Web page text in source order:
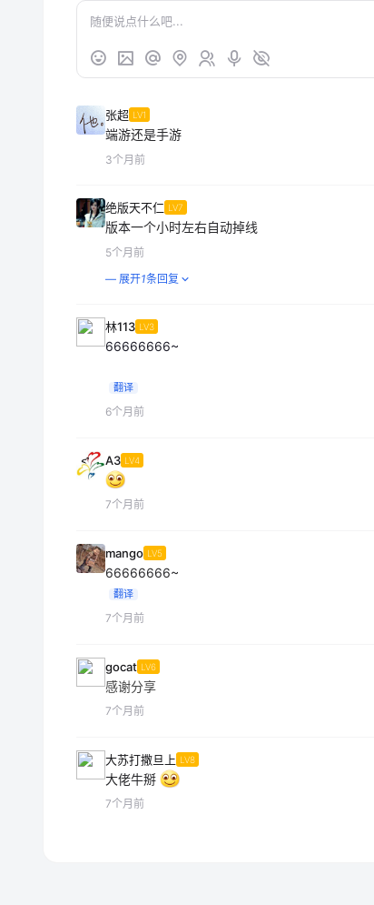
张超 LV1
端游还是手游
3个月前
绝版天不仁 LV7
版本一个小时左右自动掉线
5个月前
— 展开1条回复
林113 LV3
66666666~
翻译
6个月前
A3 LV4
7个月前
mango LV5
66666666~
翻译
7个月前
gocat LV6
感谢分享
7个月前
大苏打撒旦上 LV8
大佬牛掰
7个月前